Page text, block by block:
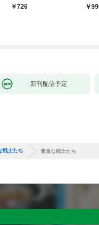
726
新刊配信予定
戦士たち 素直な戦士たち